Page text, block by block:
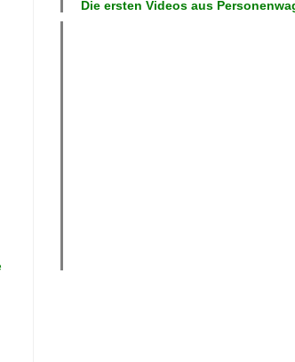
Die ersten Videos aus